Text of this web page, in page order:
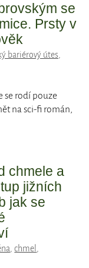
se
Prsty v
bariérový útes,
se rodí pouze
na sci-fi román,
chmele a
jižních
jak se
,chmel ,